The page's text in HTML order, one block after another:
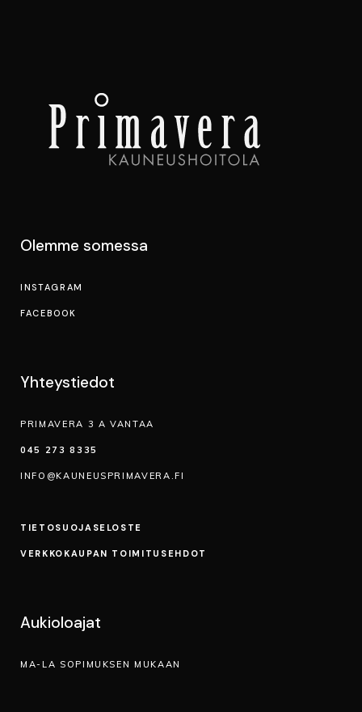
Olemme somessa
INSTAGRAM
FACEBOOK
Yhteystiedot
PRIMAVERA 3 A VANTAA
045 273 8335
INFO@KAUNEUSPRIMAVERA.FI
TIETOSUOJA­SELOSTE
VERKKOKAUPAN TOIMITUSEHDOT
Aukioloajat
MA-LA SOPIMUKSEN MUKAAN